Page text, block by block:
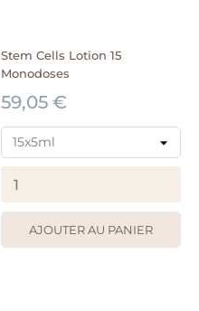
Stem Cells Lotion 15
Monodoses
59,05 €
AJOUTER AU PANIER